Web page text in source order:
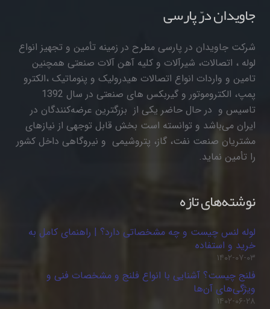
جاویدان درّ پارسی
شرکت جاویدان در پارسی مطرح در زمینه تأمین و تجهیز انواع
لوله ، اتصالات، شیرآلات و کلیه آهن آلات صنعتی همچنین
تامین و واردات انواع اتصالات هیدرولیک و پنوماتیک ،الکترو
پمپ، الکتروموتور و گیربکس های صنعتی در سال 1392
تاسیس و در حال حاضر یکی از بزرگترین عرضه‌کنندگان در
ایران می‌باشد و توانسته است بخش قابل توجهی از نیازهای
مشتریان صنعت نفت، گاز، پتروشیمی و نیروگاهی داخل کشور
را تأمین نماید.
نوشته‌های تازه
لوله لنس چیست و چه مشخصاتی دارد؟ | راهنمای کامل به
خرید و استفاده
۱۴۰۲-۰۷-۰۳
فلنج چیست؟ آشنایی با انواع فلنج و مشخصات فنی و
ویژگی‌های آن‌ها
۱۴۰۲-۰۶-۲۸